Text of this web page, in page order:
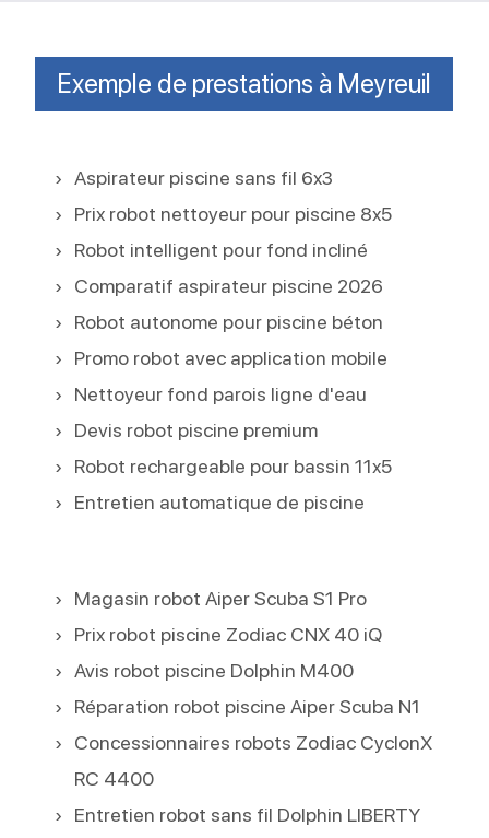
Exemple de prestations à Meyreuil
Aspirateur piscine sans fil 6x3
Prix robot nettoyeur pour piscine 8x5
Robot intelligent pour fond incliné
Comparatif aspirateur piscine 2026
Robot autonome pour piscine béton
Promo robot avec application mobile
Nettoyeur fond parois ligne d'eau
Devis robot piscine premium
Robot rechargeable pour bassin 11x5
Entretien automatique de piscine
Magasin robot Aiper Scuba S1 Pro
Prix robot piscine Zodiac CNX 40 iQ
Avis robot piscine Dolphin M400
Réparation robot piscine Aiper Scuba N1
Concessionnaires robots Zodiac CyclonX
RC 4400
Entretien robot sans fil Dolphin LIBERTY